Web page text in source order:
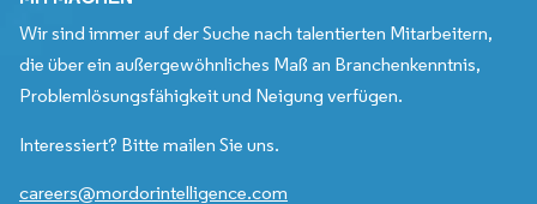
Wir sind immer auf der Suche nach talentierten Mitarbeitern,
die über ein außergewöhnliches Maß an Branchenkenntnis,
Problemlösungsfähigkeit und Neigung verfügen.
Interessiert? Bitte mailen Sie uns.
careers@mordorintelligence.com